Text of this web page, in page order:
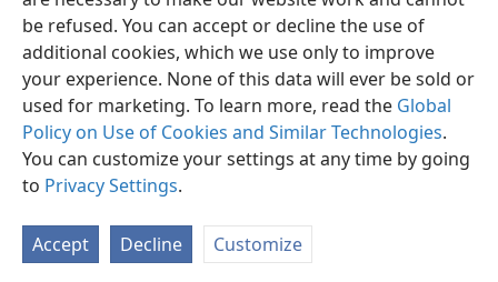
be refused. You can accept or decline the use of
additional cookies, which we use only to improve
your experience. None of this data will ever be sold or
used for marketing. To learn more, read the Global
Policy on Use of Cookies and Similar Technologies.
You can customize your settings at any time by going
to Privacy Settings.
Accept Decline Customize
Copyright© 2026 Watch Tower Bible and Tract Society of Pennsylvania
Gebruiksvoorwaardes Privaatheidsbeleid
Privaatheidsinstellings
JW.ORG
Meld aan